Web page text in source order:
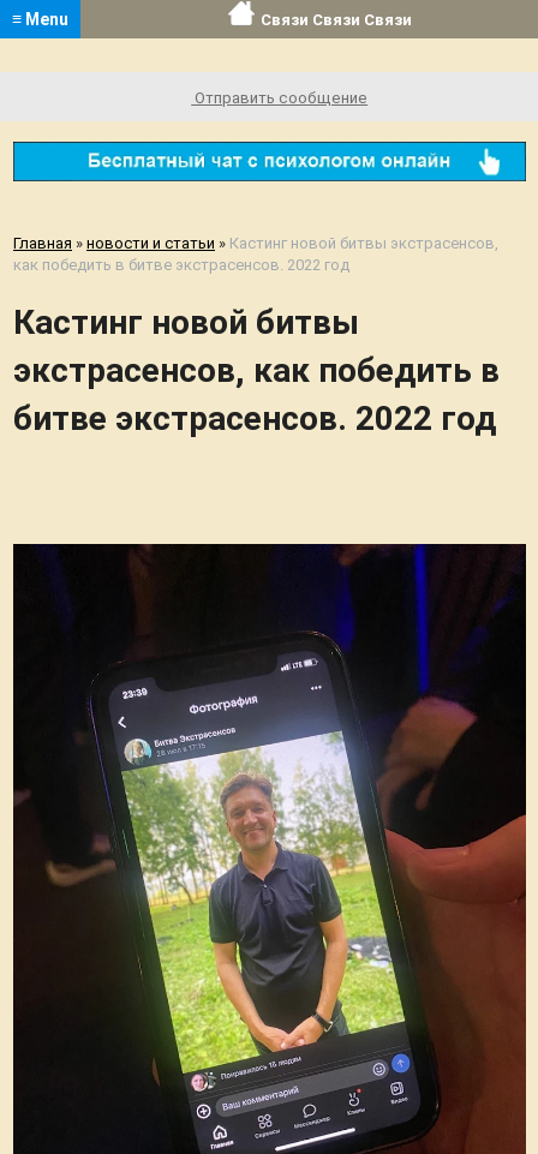
≡ Menu Связи Связи Связи
Отправить сообщение
Главная » новости и статьи » Кастинг новой битвы экстрасенсов,
как победить в битве экстрасенсов. 2022 год
Кастинг новой битвы
экстрасенсов, как победить в
битве экстрасенсов. 2022 год